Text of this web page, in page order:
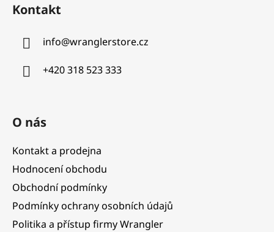
Kontakt
info@wranglerstore.cz
+420 318 523 333
O nás
Kontakt a prodejna
Hodnocení obchodu
Obchodní podmínky
Podmínky ochrany osobních údajů
Politika a přístup firmy Wrangler